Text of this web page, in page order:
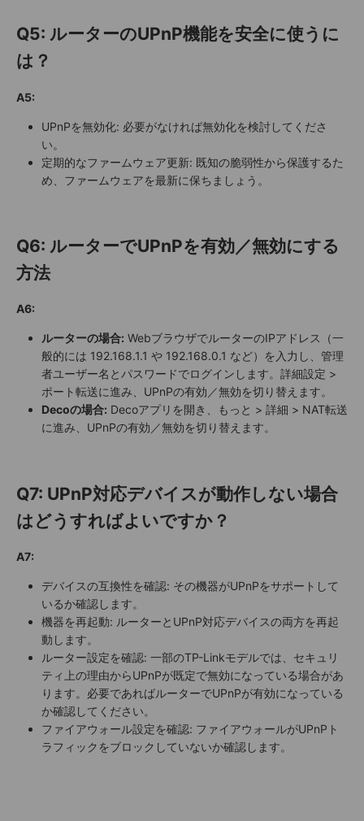
Q5: ルーターのUPnP機能を安全に使うに
は？
A5:
UPnPを無効化: 必要がなければ無効化を検討してくださ
い。
定期的なファームウェア更新: 既知の脆弱性から保護するた
め、ファームウェアを最新に保ちましょう。
Q6: ルーターでUPnPを有効／無効にする
方法
A6:
ルーターの場合: WebブラウザでルーターのIPアドレス（一
般的には 192.168.1.1 や 192.168.0.1 など）を入力し、管理
者ユーザー名とパスワードでログインします。詳細設定 >
ポート転送に進み、UPnPの有効／無効を切り替えます。
Decoの場合: Decoアプリを開き、もっと > 詳細 > NAT転送
に進み、UPnPの有効／無効を切り替えます。
Q7: UPnP対応デバイスが動作しない場合
はどうすればよいですか？
A7:
デバイスの互換性を確認: その機器がUPnPをサポートして
いるか確認します。
機器を再起動: ルーターとUPnP対応デバイスの両方を再起
動します。
ルーター設定を確認: 一部のTP-Linkモデルでは、セキュリ
ティ上の理由からUPnPが既定で無効になっている場合があ
ります。必要であればルーターでUPnPが有効になっている
か確認してください。
ファイアウォール設定を確認: ファイアウォールがUPnPト
ラフィックをブロックしていないか確認します。